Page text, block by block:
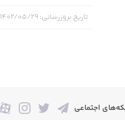
تاریخ بروزرسانی: ۱۴۰۲/۰۵/۲۹
اجتماعی